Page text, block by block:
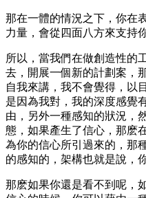
那在一體的情況之下，你在
力量，會從四面八方來支持你
所以，當我們在做創造性的
去，開展一個新的計劃案，
自我來講，我不會覺得，以
是因為我對，我的深度感覺
由，另外一種感知的狀況，
態，如果產生了信心，那麽
為你的信心所引過來的，那
的感知的，架構也就是說，
那麽如果你還是看不到呢，